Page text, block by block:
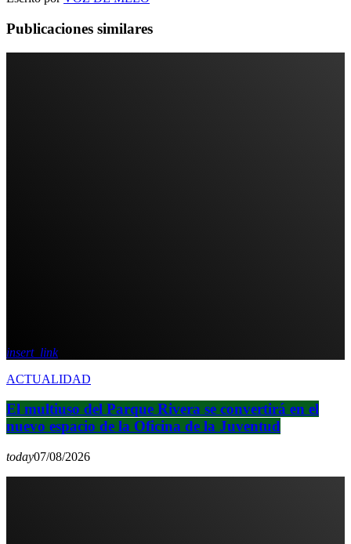
Publicaciones similares
insert_link
ACTUALIDAD
El multiuso del Parque Rivera se convertirá en el
nuevo espacio de la Oficina de la Juventud
today07/08/2026